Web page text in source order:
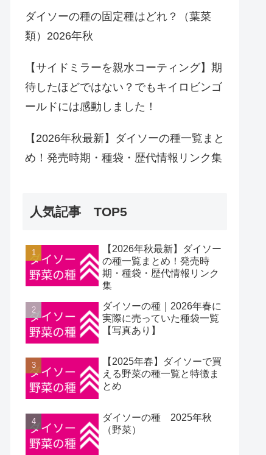
ダイソーの種の固定種はどれ？（葉菜
類）2026年秋
【サイドミラーを親水コーティング】期
待したほどではない？でもキイロビンゴ
ールドには感動しました！
【2026年秋最新】ダイソーの種一覧まと
め！発売時期・種袋・歴代情報リンク集
人気記事 TOP5
【2026年秋最新】ダイソー
の種一覧まとめ！発売時
期・種袋・歴代情報リンク
集
ダイソーの種｜2026年春に
実際に売っていた種袋一覧
【写真あり】
【2025年春】ダイソーで買
える野菜の種一覧と特徴ま
とめ
ダイソーの種 2025年秋
（野菜）